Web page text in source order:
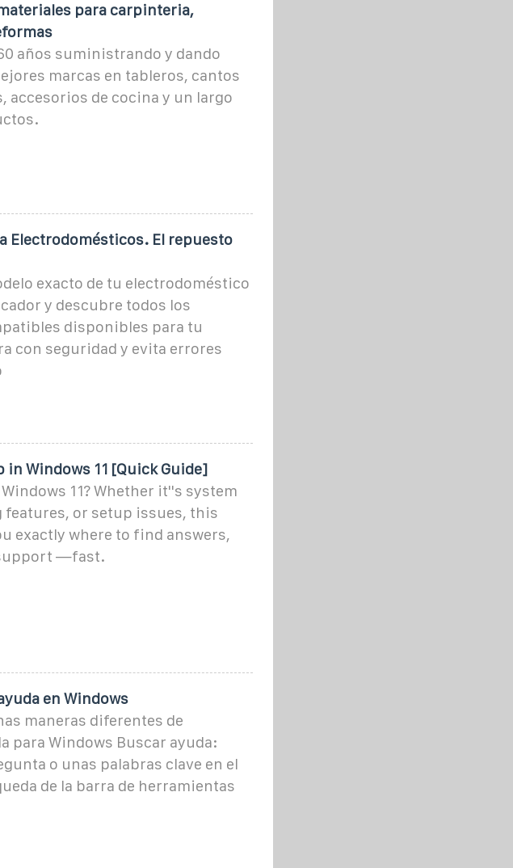
para carpinteria,
años suministrando y dando
marcas en tableros, cantos
accesorios de cocina y un largo
Electrodomésticos. El repuesto
exacto de tu electrodoméstico
y descubre todos los
disponibles para tu
con seguridad y evita errores
in Windows 11 [Quick Guide]
11? Whether it''s system
or setup issues, this
exactly where to find answers,
—fast.
en Windows
maneras diferentes de
para Windows Buscar ayuda:
o unas palabras clave en el
de la barra de herramientas